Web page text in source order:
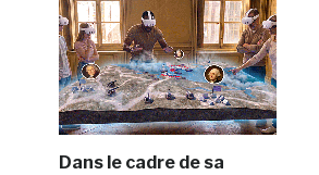
Dans le cadre de sa